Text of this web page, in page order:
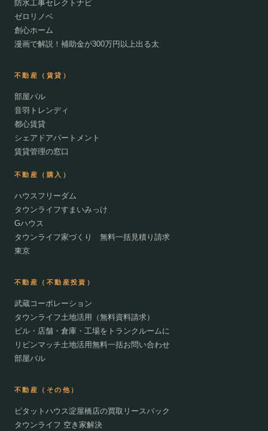
防水工事セレクトナビ
ゼロリノベ
創心ホーム
漫画で解説！補助金が300万円以上出る太
不動産（賃貸）
部屋バル
音羽トレンディ
都心賃貸
シェアドアパートメント
賃貸管理の窓口
不動産（購入）
ハウスフリーダム
タウンライフすまいみっけ
Gハウス
タウンライフ家づくり 無料一括見積り請求
東京
不動産（不動産投資）
武蔵コーポレーション
タウンライフ土地活用（無料資料請求）
ビル・店舗・倉庫・工場をトランクルームに
リビンマッチ土地活用無料一括お問い合わせ
部屋バル
不動産（その他）
ピタットハウス淀屋橋店の買取リースバック
タウンライフ 空き家解決